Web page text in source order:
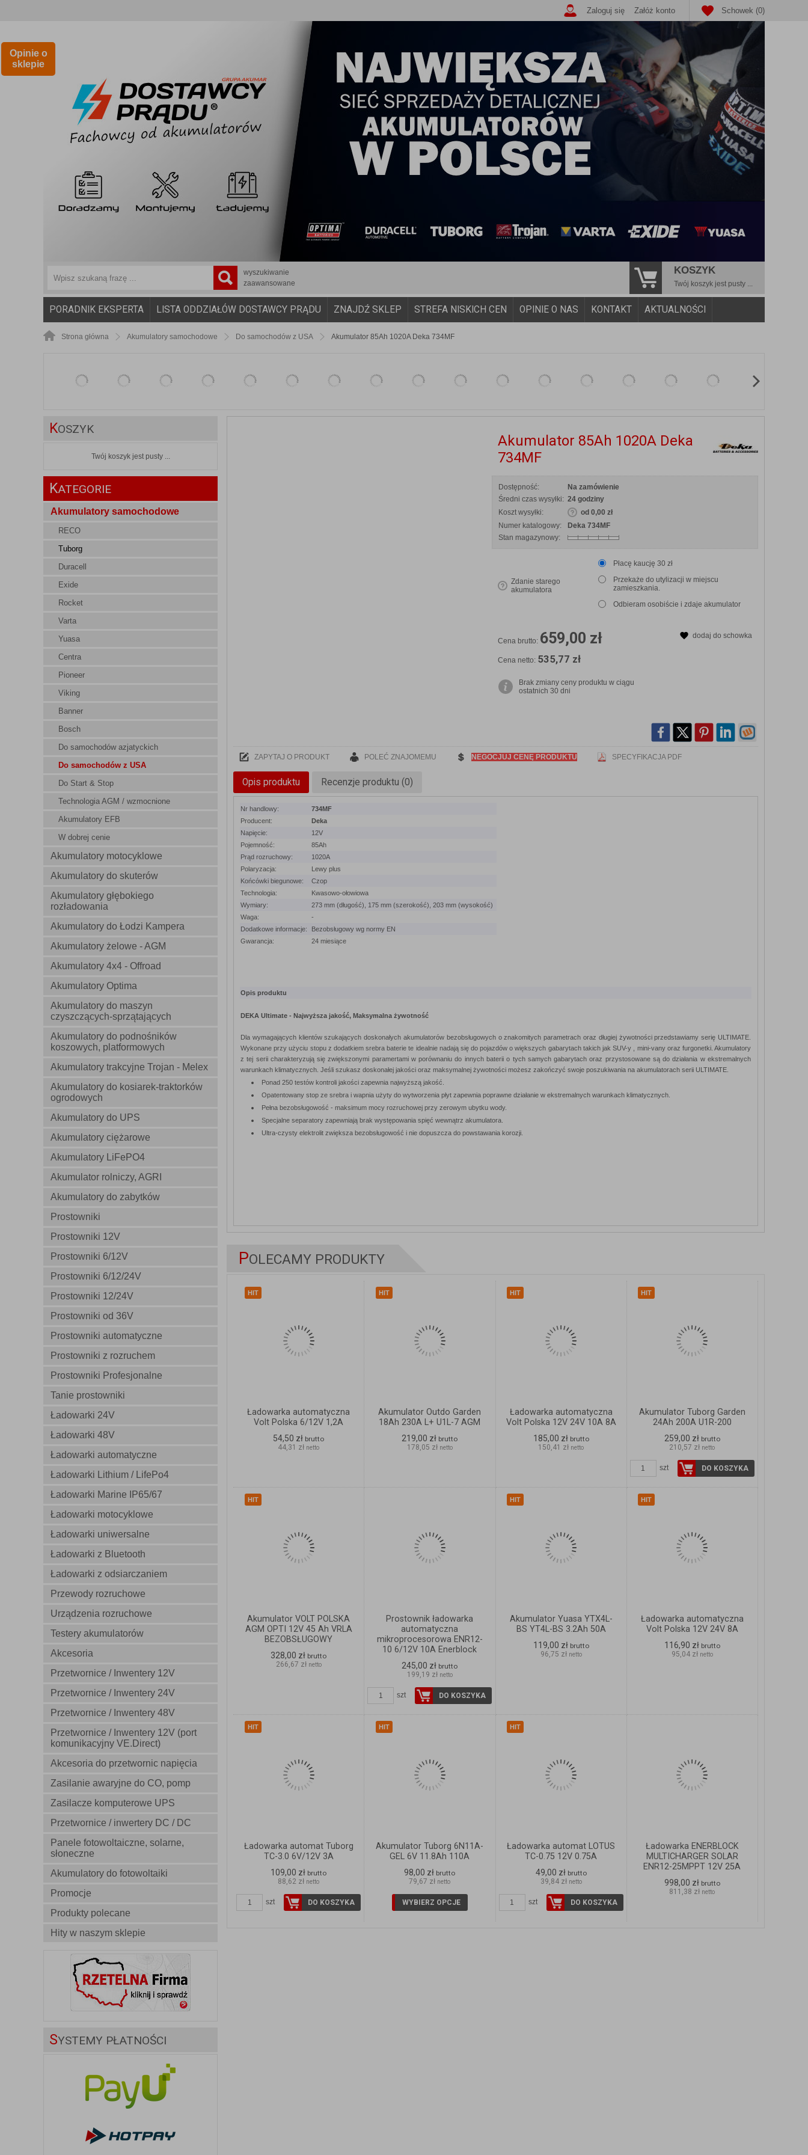
Schowek (0)
Zaloguj się Załóż konto
wyszukiwanie
zaawansowane
KOSZYK
Twój koszyk jest pusty ...
PORADNIK EKSPERTA LISTA ODDZIAŁÓW DOSTAWCY PRĄDU ZNAJDŹ SKLEP STREFA NISKICH CEN OPINIE O NAS KONTAKT AKTUALNOŚCI
Strona główna Akumulatory samochodowe Do samochodów z USA Akumulator 85Ah 1020A Deka 734MF
KOSZYK
Twój koszyk jest pusty ...
KATEGORIE
Akumulatory samochodowe
RECO
Tuborg
Duracell
Exide
Rocket
Varta
Yuasa
Centra
Pioneer
Viking
Banner
Bosch
Do samochodów azjatyckich
Do samochodów z USA
Do Start & Stop
Technologia AGM / wzmocnione
Akumulatory EFB
W dobrej cenie
Akumulatory motocyklowe
Akumulatory do skuterów
Akumulatory głębokiego
rozładowania
Akumulatory do Łodzi Kampera
Akumulatory żelowe - AGM
Akumulatory 4x4 - Offroad
Akumulatory Optima
Akumulatory do maszyn
czyszczących-sprzątających
Akumulatory do podnośników
koszowych, platformowych
Akumulatory trakcyjne Trojan - Melex
Akumulatory do kosiarek-traktorków
ogrodowych
Akumulatory do UPS
Akumulatory ciężarowe
Akumulatory LiFePO4
Akumulator rolniczy, AGRI
Akumulatory do zabytków
Prostowniki
Prostowniki 12V
Prostowniki 6/12V
Prostowniki 6/12/24V
Prostowniki 12/24V
Prostowniki od 36V
Prostowniki automatyczne
Prostowniki z rozruchem
Prostowniki Profesjonalne
Tanie prostowniki
Ładowarki 24V
Ładowarki 48V
Ładowarki automatyczne
Ładowarki Lithium / LifePo4
Ładowarki Marine IP65/67
Ładowarki motocyklowe
Ładowarki uniwersalne
Ładowarki z Bluetooth
Ładowarki z odsiarczaniem
Przewody rozruchowe
Urządzenia rozruchowe
Testery akumulatorów
Akcesoria
Przetwornice / Inwentery 12V
Przetwornice / Inwentery 24V
Przetwornice / Inwentery 48V
Przetwornice / Inwentery 12V (port
komunikacyjny VE.Direct)
Akcesoria do przetwornic napięcia
Zasilanie awaryjne do CO, pomp
Zasilacze komputerowe UPS
Przetwornice / inwertery DC / DC
Panele fotowoltaiczne, solarne,
słoneczne
Akumulatory do fotowoltaiki
Promocje
Produkty polecane
Hity w naszym sklepie
SYSTEMY PŁATNOŚCI
Akumulator 85Ah 1020A Deka
734MF
Dostępność:
Na zamówienie
Średni czas wysyłki: 24 godziny
Koszt wysyłki:
od 0,00 zł
Numer katalogowy:
Deka 734MF
Stan magazynowy:
Zdanie starego
akumulatora
Płacę kaucję 30 zł
Przekaże do utylizacji w miejscu
zamieszkania.
Odbieram osobiście i zdaje akumulator
Cena brutto: 659,00 zł
Cena netto: 535,77 zł
Brak zmiany ceny produktu w ciągu
ostatnich 30 dni
dodaj do schowka
ZAPYTAJ O PRODUKT POLEĆ ZNAJOMEMU NEGOCJUJ CENĘ PRODUKTU SPECYFIKACJA PDF
Opis produktu Recenzje produktu (0)
Nr handlowy:
734MF
Producent:
Deka
Napięcie:
12V
Pojemność:
85Ah
Prąd rozruchowy:
1020A
Polaryzacja:
Lewy plus
Końcówki biegunowe:
Czop
Technologia:
Kwasowo-ołowiowa
Wymiary:
273 mm (długość), 175 mm (szerokość), 203 mm (wysokość)
Waga:
-
Dodatkowe informacje:
Bezobsługowy wg normy EN
Gwarancja:
24 miesiące
Opis produktu
DEKA Ultimate - Najwyższa jakość, Maksymalna żywotność
Dla wymagających klientów szukających doskonałych akumulatorów bezobsługowych o znakomitych parametrach oraz długiej żywotności przedstawiamy serię ULTIMATE.
Wykonane przy użyciu stopu z dodatkiem srebra baterie te idealnie nadają się do pojazdów o większych gabarytach takich jak SUV-y , mini-vany oraz furgonetki. Akumulatory
z tej serii charakteryzują się zwiększonymi paramertami w porównaniu do innych baterii o tych samych gabarytach oraz przystosowane są do działania w ekstremalnych
warunkach klimatycznych. Jeśli szukasz doskonałej jakości oraz maksymalnej żywotności możesz zakończyć swoje poszukiwania na akumulatorach serii ULTIMATE.
Ponad 250 testów kontroli jakości zapewnia najwyższą jakość.
Opatentowany stop ze srebra i wapnia użyty do wytworzenia płyt zapewnia poprawne działanie w ekstremalnych warunkach klimatycznych.
Pełna bezobsługowość - maksimum mocy rozruchowej przy zerowym ubytku wody.
Specjalne separatory zapewniają brak występowania spięć wewnątrz akumulatora.
Ultra-czysty elektrolit zwiększa bezobsługowość i nie dopuszcza do powstawania korozji.
POLECAMY PRODUKTY
SZCZEGÓŁY
HIT
Ładowarka automatyczna
Volt Polska 6/12V 1,2A
54,50 zł brutto
44,31 zł netto
HIT
Akumulator Outdo Garden
18Ah 230A L+ U1L-7 AGM
219,00 zł brutto
178,05 zł netto
HIT
Ładowarka automatyczna
Volt Polska 12V 24V 10A 8A
185,00 zł brutto
150,41 zł netto
HIT
Akumulator Tuborg Garden
24Ah 200A U1R-200
259,00 zł brutto
210,57 zł netto
szt DO KOSZYKA
ZOBACZ
HIT
Akumulator VOLT POLSKA
AGM OPTI 12V 45 Ah VRLA
BEZOBSŁUGOWY
328,00 zł brutto
266,67 zł netto
ZOBACZ
Prostownik ładowarka
automatyczna
mikroprocesorowa ENR12-
10 6/12V 10A Enerblock
245,00 zł brutto
199,19 zł netto
szt DO KOSZYKA
ZOBACZ
HIT
Akumulator Yuasa YTX4L-
BS YT4L-BS 3.2Ah 50A
119,00 zł brutto
96,75 zł netto
ZOBACZ
SZCZEGÓŁY
HIT
Ładowarka automatyczna
Volt Polska 12V 24V 8A
116,90 zł brutto
95,04 zł netto
HIT
Ładowarka automat Tuborg
TC-3.0 6V/12V 3A
109,00 zł brutto
88,62 zł netto
szt DO KOSZYKA
ZOBACZ
SZCZEGÓŁY
HIT
Akumulator Tuborg 6N11A-
GEL 6V 11.8Ah 110A
98,00 zł brutto
79,67 zł netto
WYBIERZ OPCJE
HIT
Ładowarka automat LOTUS
TC-0.75 12V 0.75A
49,00 zł brutto
39,84 zł netto
szt DO KOSZYKA
Ładowarka ENERBLOCK
MULTICHARGER SOLAR
ENR12-25MPPT 12V 25A
998,00 zł brutto
811,38 zł netto
Opinie o
sklepie